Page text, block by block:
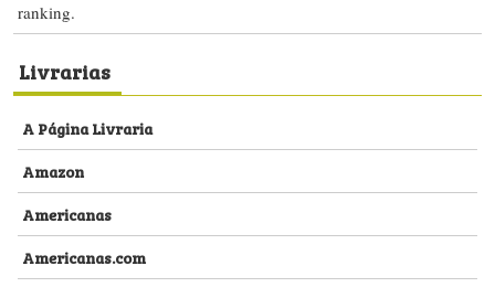
ranking.
Livrarias
A Página Livraria
Amazon
Americanas
Americanas.com